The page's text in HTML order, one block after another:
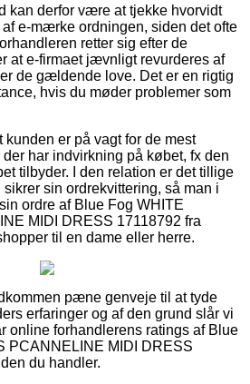
kan derfor være at tjekke hvorvidt
e-mærke ordningen, siden det ofte
retter sig efter de
at e-firmaet jævnligt revurderes af
de gældende love. Det er en rigtig
hvis du møder problemer som
er på vagt for de mest
har indvirkning på købet, fx den
tilbyder. I den relation er det tillige
sin ordrekvittering, så man i
ordre af Blue Fog WHITE
MIDI DRESS 17118792 fra
til en dame eller herre.
pæne genveje til at tyde
erfaringer og af den grund slår vi
online forhandlerens ratings af Blue
PCANNELINE MIDI DRESS
du handler.